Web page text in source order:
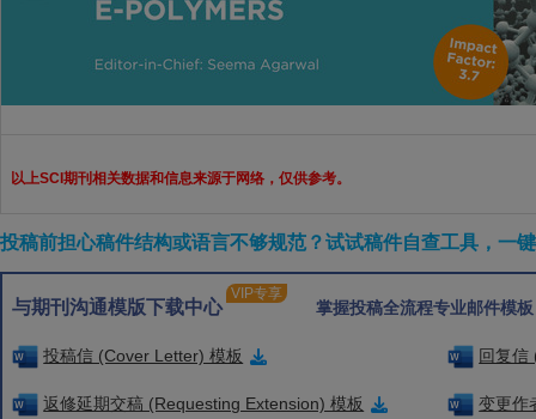
以上SCI期刊相关数据和信息来源于网络，仅供参考。
投稿前担心稿件结构或语言不够规范？试试稿件自查工具，一
与期刊沟通模版下载中心
VIP专享
掌握投稿全流程专业邮件模
投稿信 (Cover Letter) 模板 回复信
返修延期交稿 (Requesting Extension) 模板 变更作